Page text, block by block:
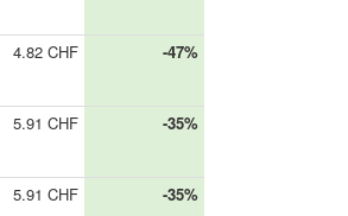
4.82 CHF -47%
5.91 CHF -35%
5.91 CHF -35%